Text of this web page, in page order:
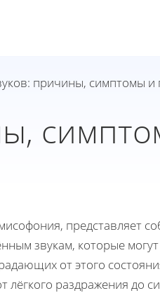
причины, симптомы
представляет
звукам, которые
от этого
лёгкого раздражения до